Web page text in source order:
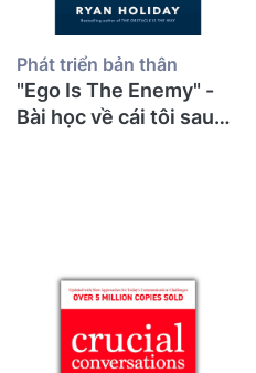
Phát triển bản thân
"Ego Is The Enemy" -
Bài học về cái tôi sau